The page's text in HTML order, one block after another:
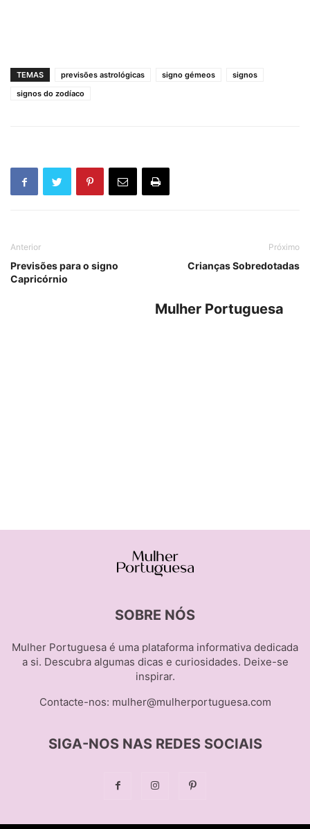
TEMAS previsões astrológicas signo gémeos
signos
signos do zodíaco
Anterior
Previsões para o signo
Capricórnio
Próximo
Crianças Sobredotadas
Mulher Portuguesa
SOBRE NÓS
Mulher Portuguesa é uma plataforma informativa dedicada
a si. Descubra algumas dicas e curiosidades. Deixe-se
inspirar.
Contacte-nos: mulher@mulherportuguesa.com
SIGA-NOS NAS REDES SOCIAIS